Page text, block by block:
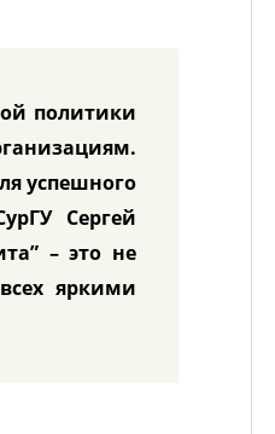
политики
успешного
Сергей
– это не
яркими